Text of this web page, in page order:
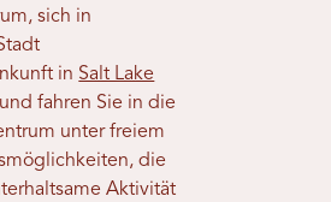
sich in
in Salt Lake
fahren Sie in die
unter freiem
die
Aktivität